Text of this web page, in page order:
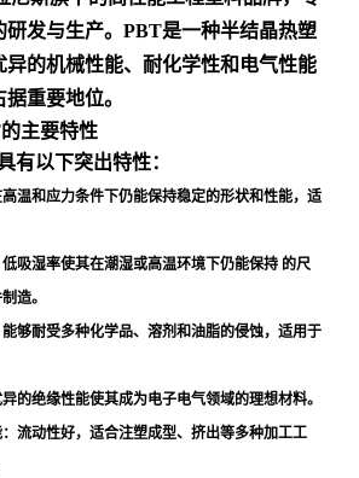
研发与生产。PBT是一种半结晶热塑
异的机械性能、耐化学性和电气性能
据重要地位。
主要特性
有以下突出特性：
高温和应力条件下仍能保持稳定的形状和性能，适
低吸湿率使其在潮湿或高温环境下仍能保持 的尺
造。
能够耐受多种化学品、溶剂和油脂的侵蚀，适用于
异的绝缘性能使其成为电子电气领域的理想材料。
：流动性好，适合注塑成型、挤出等多种加工工